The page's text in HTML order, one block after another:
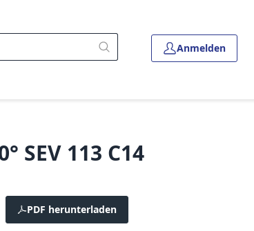
Anmelden
SEV 113 C14
PDF herunterladen